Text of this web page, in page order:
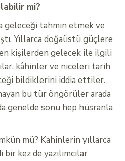
mi?
geleceği tahmin etmek ve
Yıllarca doğaüstü güçlere
kişilerden gelecek ile ilgili
kâhinler ve niceleri tarih
bildiklerini iddia ettiler.
bu tür öngörüler arada
genelde sonu hep hüsranla
mü? Kahinlerin yıllarca
bir kez de yazılımcılar